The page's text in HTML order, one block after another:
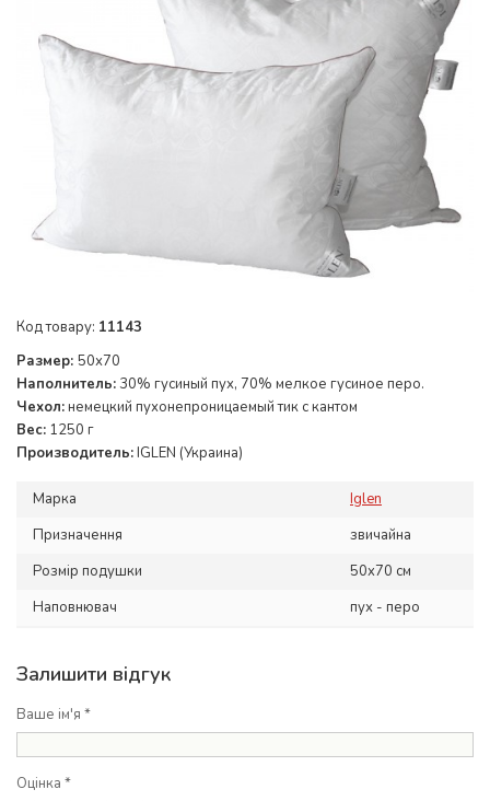
Код товару: 11143
Размер: 50х70
Наполнитель:30% гусиный пух, 70% мелкое гусиное перо.
Чехол:немецкий пухонепроницаемый тик с кантом
Вес: 1250 г
Производитель:IGLEN (Украина)
Марка
Iglen
Призначення
звичайна
Розмір подушки
50x70 см
Наповнювач
пух - перо
Залишити відгук
Ваше ім'я *
Оцінка *